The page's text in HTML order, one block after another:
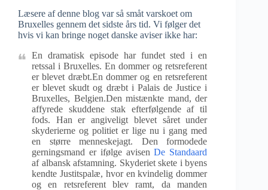
Læsere af denne blog var så småt varskoet om
Bruxelles gennem det sidste års tid. Vi følger det
hvis vi kan bringe noget danske aviser ikke har:
En dramatisk episode har fundet sted i en
retssal i Bruxelles. En dommer og retsreferent
er blevet dræbt.En dommer og en retsreferent
er blevet skudt og dræbt i Palais de Justice i
Bruxelles, Belgien.Den mistænkte mand, der
affyrede skuddene stak efterfølgende af til
fods. Han er angiveligt blevet såret under
skyderierne og politiet er lige nu i gang med
en større menneskejagt. Den formodede
gerningsmand er ifølge avisenDe Standaard
af albansk afstamning. Skyderiet skete i byens
kendte Justitspalæ, hvor en kvindelig dommer
og en retsreferent blev ramt, da manden